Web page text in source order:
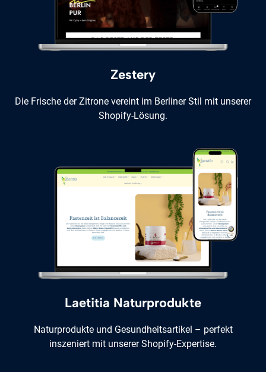
Zestery
Die Frische der Zitrone vereint im Berliner Stil mit unserer
Shopify-Lösung.
Laetitia Naturprodukte
Naturprodukte und Gesundheitsartikel – perfekt
inszeniert mit unserer Shopify-Expertise.